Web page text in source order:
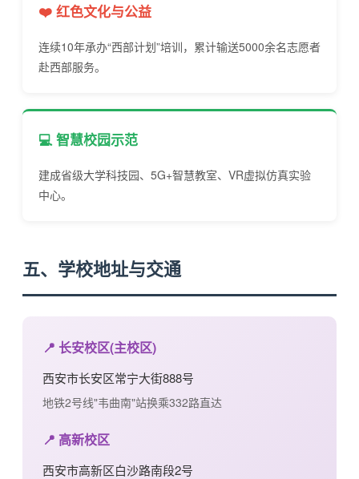
❤️ 红色文化与公益
连续10年承办“西部计划”培训，累计输送5000余名志愿者
赴西部服务。
💻 智慧校园示范
建成省级大学科技园、5G+智慧教室、VR虚拟仿真实验
中心。
五、学校地址与交通
📍 长安校区(主校区)
西安市长安区常宁大街888号
地铁2号线"韦曲南"站换乘332路直达
📍 高新校区
西安市高新区白沙路南段2号